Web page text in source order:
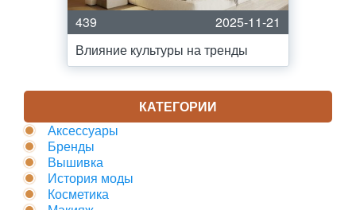
439
2025-11-21
Влияние культуры на тренды
КАТЕГОРИИ
Аксессуары
Бренды
Вышивка
История моды
Косметика